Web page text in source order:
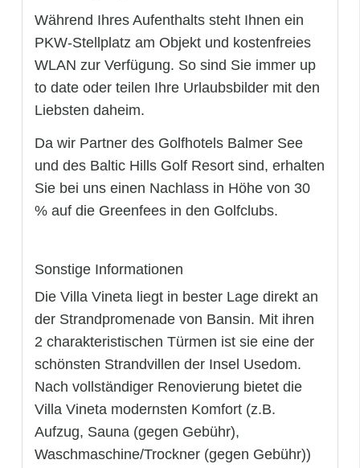
Während Ihres Aufenthalts steht Ihnen ein
PKW-Stellplatz am Objekt und kostenfreies
WLAN zur Verfügung. So sind Sie immer up
to date oder teilen Ihre Urlaubsbilder mit den
Liebsten daheim.
Da wir Partner des Golfhotels Balmer See
und des Baltic Hills Golf Resort sind, erhalten
Sie bei uns einen Nachlass in Höhe von 30
% auf die Greenfees in den Golfclubs.
Sonstige Informationen
Die Villa Vineta liegt in bester Lage direkt an
der Strandpromenade von Bansin. Mit ihren
2 charakteristischen Türmen ist sie eine der
schönsten Strandvillen der Insel Usedom.
Nach vollständiger Renovierung bietet die
Villa Vineta modernsten Komfort (z.B.
Aufzug, Sauna (gegen Gebühr),
Waschmaschine/Trockner (gegen Gebühr))